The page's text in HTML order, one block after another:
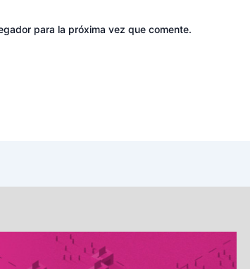
para la próxima vez que comente.